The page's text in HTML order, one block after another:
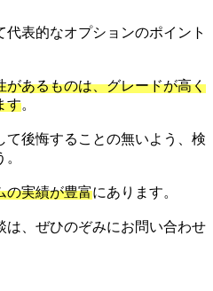
表的なオプションのポイント
があるものは、グレードが高く
す。
後悔することの無いよう、検
の実績が豊富にあります。
は、ぜひのぞみにお問い合わせ